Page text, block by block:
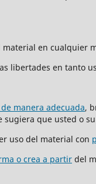
en cualquier
libertades en tanto
manera adecuada,
que usted o
uso del material con
o crea a partir del